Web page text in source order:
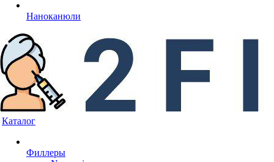
Наноканюли
Каталог
Филлеры